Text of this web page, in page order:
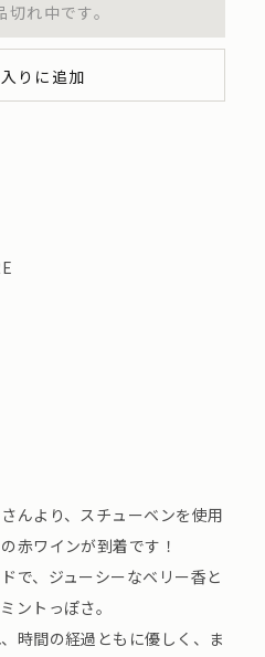
れ中です。
りに追加
んより、スチューベンを使用
赤ワインが到着です！
で、ジューシーなベリー香と
ントっぽさ。
時間の経過ともに優しく、ま